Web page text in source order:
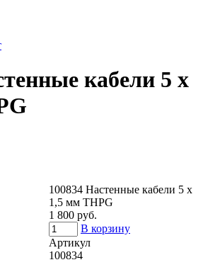
кабели 5 х
100834 Настенные кабели 5 х
1,5 мм THPG
1 800 руб.
В корзину
Артикул
100834